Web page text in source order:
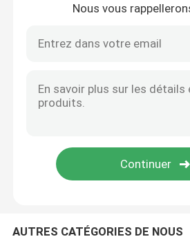
Nous vous
AUTRES CATÉGORIES DE NOUS